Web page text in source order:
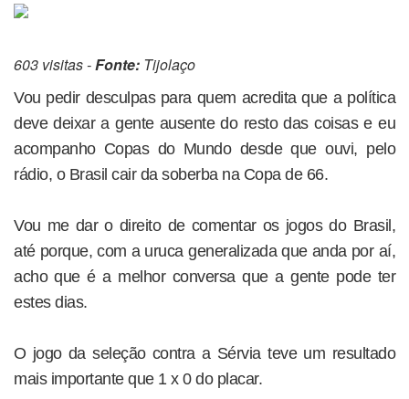
603 visitas -Fonte: Tijolaço
Vou pedir desculpas para quem acredita que a política
deve deixar a gente ausente do resto das coisas e eu
acompanho Copas do Mundo desde que ouvi, pelo
rádio, o Brasil cair da soberba na Copa de 66.
Vou me dar o direito de comentar os jogos do Brasil,
até porque, com a uruca generalizada que anda por aí,
acho que é a melhor conversa que a gente pode ter
estes dias.
O jogo da seleção contra a Sérvia teve um resultado
mais importante que 1 x 0 do placar.